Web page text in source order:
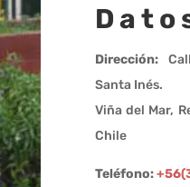
Dirección:
Santa Inés.
Viña del Mar,
Chile
Teléfono: